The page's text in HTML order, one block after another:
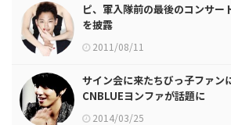
ピ、軍入隊前の最後のコンサー
を披露
2011/08/11
サイン会に来たちびっ子ファン
CNBLUEヨンファが話題に
2014/03/25